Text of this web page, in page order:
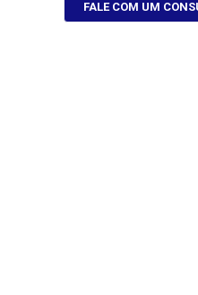
FALE COM UM